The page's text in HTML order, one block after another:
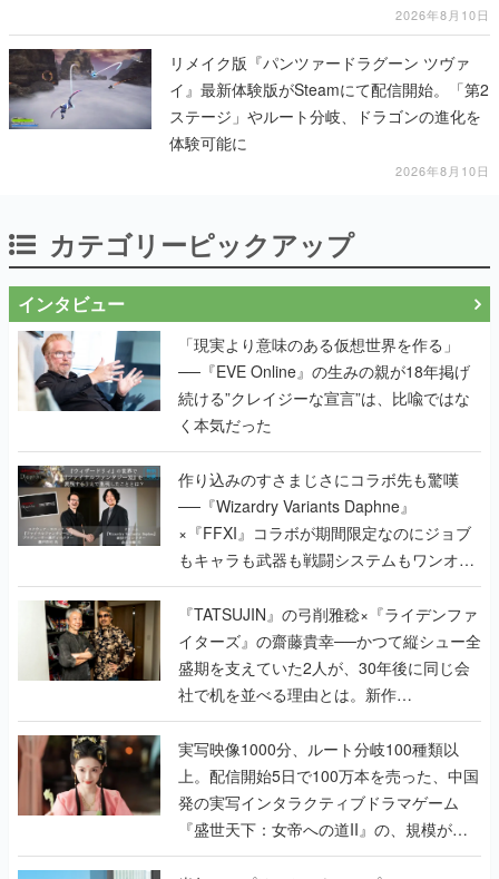
プ、予約受付は8月17日12時より開始2026年8月10日
リメイク版『パンツァードラグーン ツヴァ
イ』最新体験版がSteamにて配信開始。「第2
ステージ」やルート分岐、ドラゴンの進化を
体験可能に
2026年8月10日
カテゴリーピックアップ
インタビュー
「現実より意味のある仮想世界を作る」
──『EVE Online』の生みの親が18年掲げ
続ける”クレイジーな宣言”は、比喩ではな
く本気だった
作り込みのすさまじさにコラボ先も驚嘆
──『Wizardry Variants Daphne』
×『FFXI』コラボが期間限定なのにジョブ
もキャラも武器も戦闘システムもワンオフ
で作り込まれた理由を両ディレクターに聞
く
『TATSUJIN』の弓削雅稔×『ライデンファ
イターズ』の齋藤貴幸──かつて縦シュー全
盛期を支えていた2人が、30年後に同じ会
社で机を並べる理由とは。新作
『TATSUJIN EXTREME』で初タッグを組
んだレジェンド2人に訊く開発秘話
実写映像1000分、ルート分岐100種類以
上。配信開始5日で100万本を売った、中国
発の実写インタラクティブドラマゲーム
『盛世天下：女帝への道II』の、規模が違
うこだわりをプロデューサーに聞いた